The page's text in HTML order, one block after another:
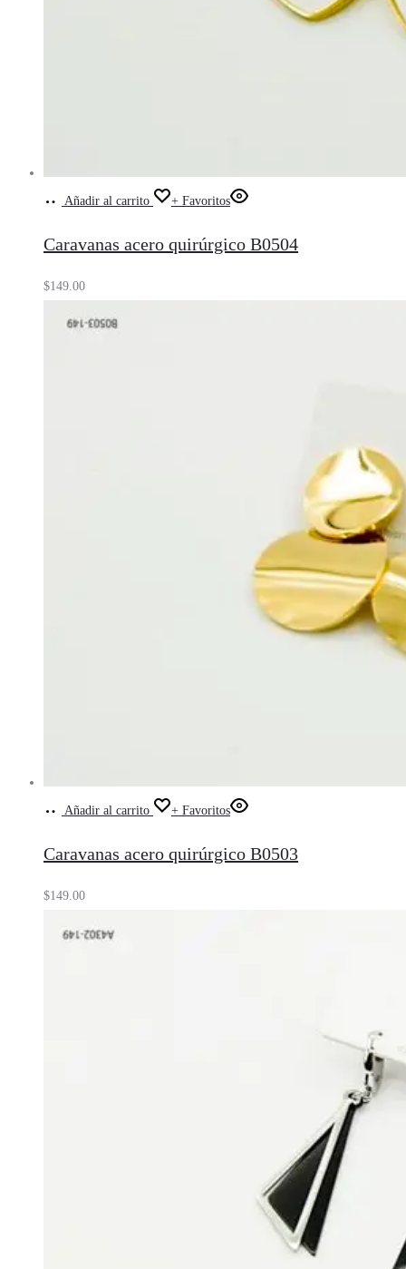
Añadir al carrito + Favoritos
Caravanas acero quirúrgico B0504
$149.00
Añadir al carrito + Favoritos
Caravanas acero quirúrgico B0503
$149.00